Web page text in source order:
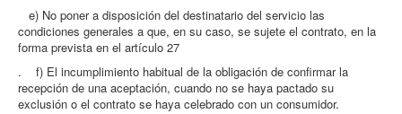
e) No poner a disposición del destinatario del servicio las
condiciones generales a que, en su caso, se sujete el contrato, en la
forma prevista en el artículo 27
. f) El incumplimiento habitual de la obligación de confirmar la
recepción de una aceptación, cuando no se haya pactado su
exclusión o el contrato se haya celebrado con un consumidor.